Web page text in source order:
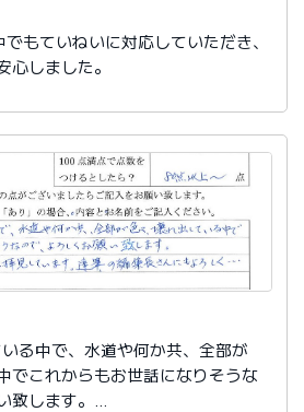
もていねいに対応していただき、
心しました。
る中で、水道や何か共、全部が
でこれからもお世話になりそうな
致します。